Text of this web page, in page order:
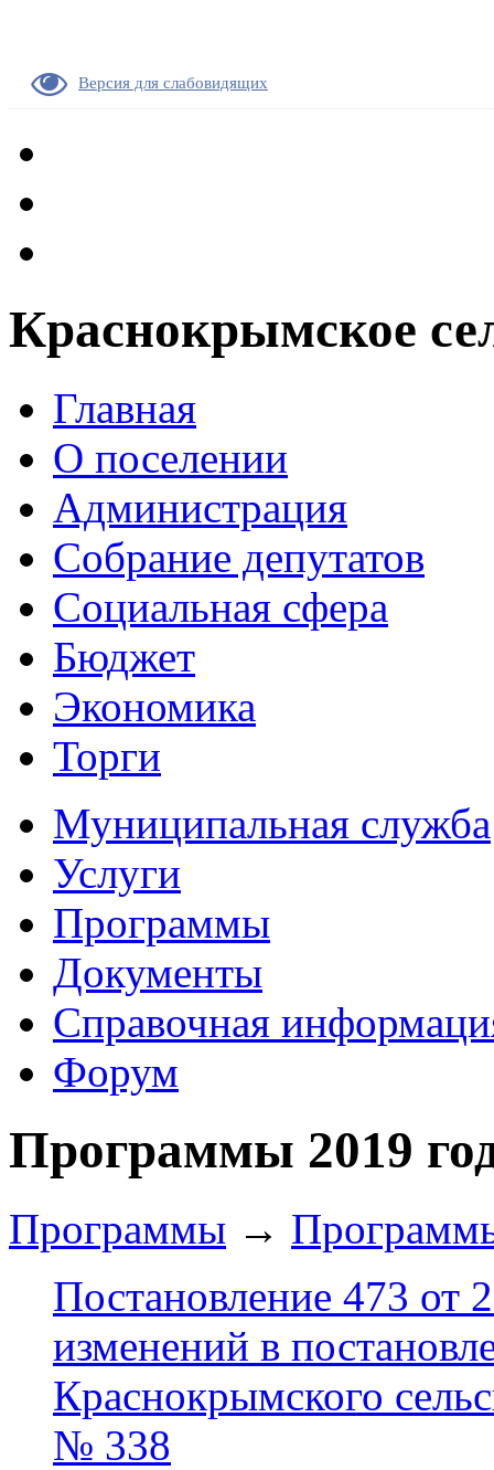
Версия для слабовидящих
Краснокрымское
Главная
О поселении
Администрация
Собрание депутатов
Социальная сфера
Бюджет
Экономика
Торги
Муниципальная служба
Услуги
Программы
Документы
Справочная
Форум
Программы 2019
Программы →
Постановление 473 от
изменений в
Краснокрымского
№ 338